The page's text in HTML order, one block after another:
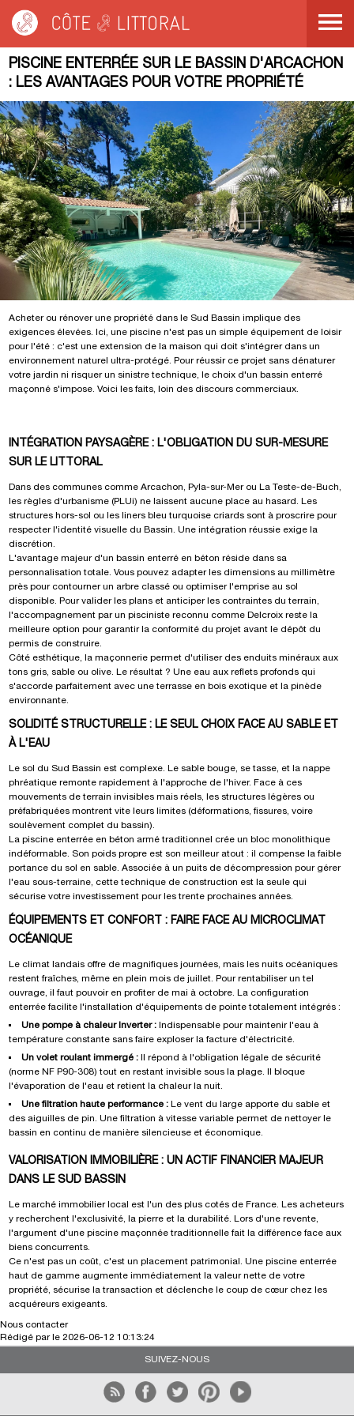
avantages pour votre propriété
PISCINE ENTERRÉE SUR LE BASSIN D'ARCACHON
: LES AVANTAGES POUR VOTRE PROPRIÉTÉ
Acheter ou rénover une propriété dans le Sud Bassin implique des
exigences élevées. Ici, une piscine n'est pas un simple équipement de loisir
pour l'été : c'est une extension de la maison qui doit s'intégrer dans un
environnement naturel ultra-protégé. Pour réussir ce projet sans dénaturer
votre jardin ni risquer un sinistre technique, le choix d'un bassin enterré
maçonné s'impose. Voici les faits, loin des discours commerciaux.
INTÉGRATION PAYSAGÈRE : L'OBLIGATION DU SUR-MESURE
SUR LE LITTORAL
Dans des communes comme Arcachon, Pyla-sur-Mer ou La Teste-de-Buch,
les règles d'urbanisme (PLUi) ne laissent aucune place au hasard. Les
structures hors-sol ou les liners bleu turquoise criards sont à proscrire pour
respecter l'identité visuelle du Bassin. Une intégration réussie exige la
discrétion.
L'avantage majeur d'un bassin enterré en béton réside dans sa
personnalisation totale. Vous pouvez adapter les dimensions au millimètre
près pour contourner un arbre classé ou optimiser l'emprise au sol
disponible. Pour valider les plans et anticiper les contraintes du terrain,
l'accompagnement par un pisciniste reconnu comme Delcroix reste la
meilleure option pour garantir la conformité du projet avant le dépôt du
permis de construire.
Côté esthétique, la maçonnerie permet d'utiliser des enduits minéraux aux
tons gris, sable ou olive. Le résultat ? Une eau aux reflets profonds qui
s'accorde parfaitement avec une terrasse en bois exotique et la pinède
environnante.
SOLIDITÉ STRUCTURELLE : LE SEUL CHOIX FACE AU SABLE ET
À L'EAU
Le sol du Sud Bassin est complexe. Le sable bouge, se tasse, et la nappe
phréatique remonte rapidement à l'approche de l'hiver. Face à ces
mouvements de terrain invisibles mais réels, les structures légères ou
préfabriquées montrent vite leurs limites (déformations, fissures, voire
soulèvement complet du bassin).
La piscine enterrée en béton armé traditionnel crée un bloc monolithique
indéformable. Son poids propre est son meilleur atout : il compense la faible
portance du sol en sable. Associée à un puits de décompression pour gérer
l'eau sous-terraine, cette technique de construction est la seule qui
sécurise votre investissement pour les trente prochaines années.
ÉQUIPEMENTS ET CONFORT : FAIRE FACE AU MICROCLIMAT
OCÉANIQUE
Le climat landais offre de magnifiques journées, mais les nuits océaniques
restent fraîches, même en plein mois de juillet. Pour rentabiliser un tel
ouvrage, il faut pouvoir en profiter de mai à octobre. La configuration
enterrée facilite l'installation d'équipements de pointe totalement intégrés :
Une pompe à chaleur Inverter : Indispensable pour maintenir l'eau à
température constante sans faire exploser la facture d'électricité.
Un volet roulant immergé : Il répond à l'obligation légale de sécurité
(norme NF P90-308) tout en restant invisible sous la plage. Il bloque
l'évaporation de l'eau et retient la chaleur la nuit.
Une filtration haute performance : Le vent du large apporte du sable et
des aiguilles de pin. Une filtration à vitesse variable permet de nettoyer le
bassin en continu de manière silencieuse et économique.
VALORISATION IMMOBILIÈRE : UN ACTIF FINANCIER MAJEUR
DANS LE SUD BASSIN
Le marché immobilier local est l'un des plus cotés de France. Les acheteurs
y recherchent l'exclusivité, la pierre et la durabilité. Lors d'une revente,
l'argument d'une piscine maçonnée traditionnelle fait la différence face aux
biens concurrents.
Ce n'est pas un coût, c'est un placement patrimonial. Une piscine enterrée
haut de gamme augmente immédiatement la valeur nette de votre
propriété, sécurise la transaction et déclenche le coup de cœur chez les
acquéreurs exigeants.
Nous contacter
Rédigé par le 2026-06-12 10:13:24
SUIVEZ-NOUS